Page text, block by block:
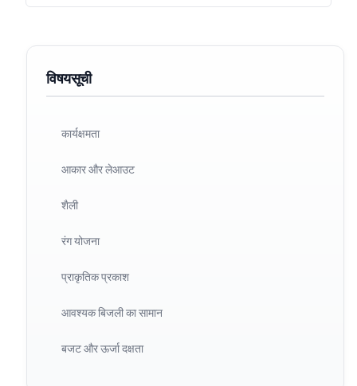
विषयसूची
कार्यक्षमता
आकार और लेआउट
शैली
रंग योजना
प्राकृतिक प्रकाश
आवश्यक बिजली का सामान
बजट और ऊर्जा दक्षता